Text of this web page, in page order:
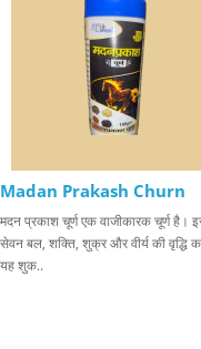
Madan Prakash Churn
मदन प्रकाश चूर्ण एक वाजीकारक चूर्ण है।
सेवन बल, शक्ति, शुक्र और वीर्य की वृद्धि
यह शुक..